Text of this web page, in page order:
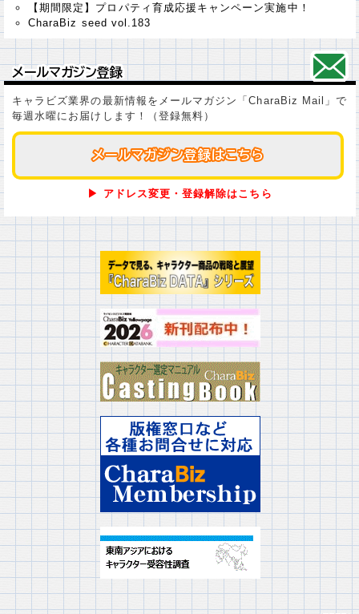
【期間限定】プロパティ育成応援キャンペーン実施中！
CharaBiz seed vol.183
メールマガジン登録
メールマガジン登録
キャラビズ業界の最新情報をメールマガジン「CharaBiz Mail」で
毎週水曜にお届けします！（登録無料）
メールマガジン登録はこちら
メールマガジン登録はこちら
▶ アドレス変更・登録解除はこちら